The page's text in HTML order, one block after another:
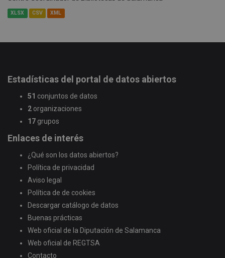
XLSX CSV XML
Estadísticas del portal de datos abiertos
51 conjuntos de datos
2 organizaciones
17 grupos
Enlaces de interés
¿Qué son los datos abiertos?
Política de privacidad
Aviso legal
Política de de cookies
Descargar catálogo de datos
Buenas prácticas
Web oficial de la Diputación de Salamanca
Web oficial de REGTSA
Contacto